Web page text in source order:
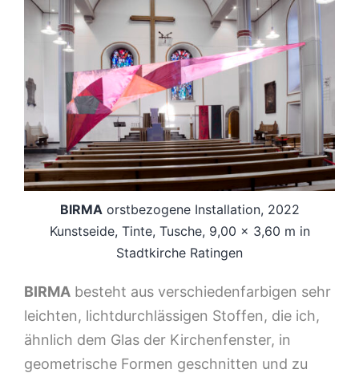
BIRMA orstbezogene Installation, 2022
Kunstseide, Tinte, Tusche, 9,00 x 3,60 m in
Stadtkirche Ratingen
BIRMA besteht aus verschiedenfarbigen sehr
leichten, lichtdurchlässigen Stoffen, die ich,
ähnlich dem Glas der Kirchenfenster, in
geometrische Formen geschnitten und zu